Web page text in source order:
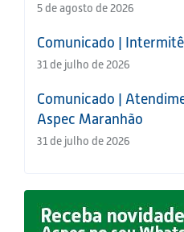
5 de agosto de 2026
Comunicado |
31 de julho de 2026
Comunicado |
Aspec Maranhão
31 de julho de 2026